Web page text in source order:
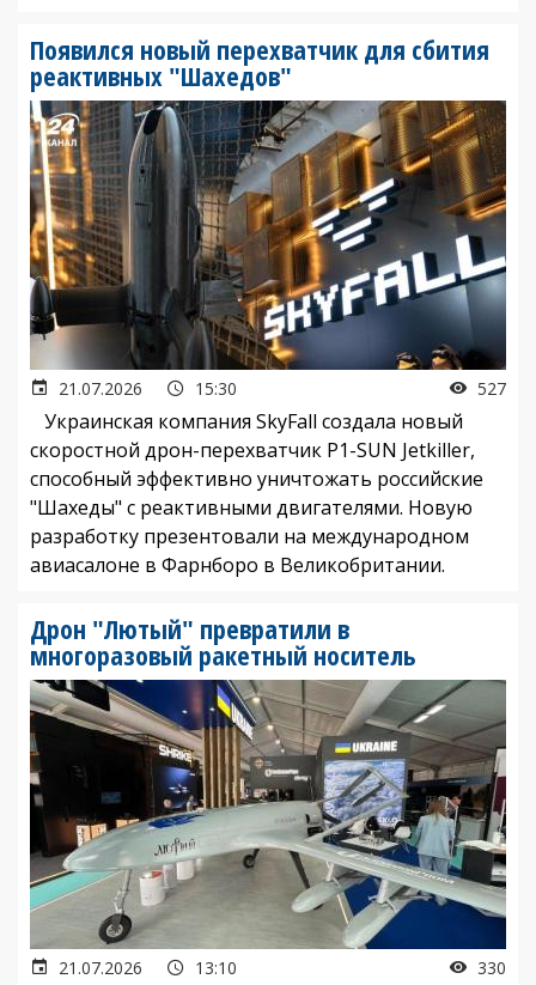
Появился новый перехватчик для сбития
реактивных "Шахедов"
21.07.2026 15:30 527
Украинская компания SkyFall создала новый
скоростной дрон-перехватчик P1-SUN Jetkiller,
способный эффективно уничтожать российские
"Шахеды" с реактивными двигателями. Новую
разработку презентовали на международном
авиасалоне в Фарнборо в Великобритании.
Дрон "Лютый" превратили в
многоразовый ракетный носитель
21.07.2026 13:10 330